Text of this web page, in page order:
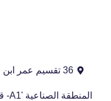
36 تقسيم عمر ابن الخطاب، جسر السويس، القاهرة، مصر